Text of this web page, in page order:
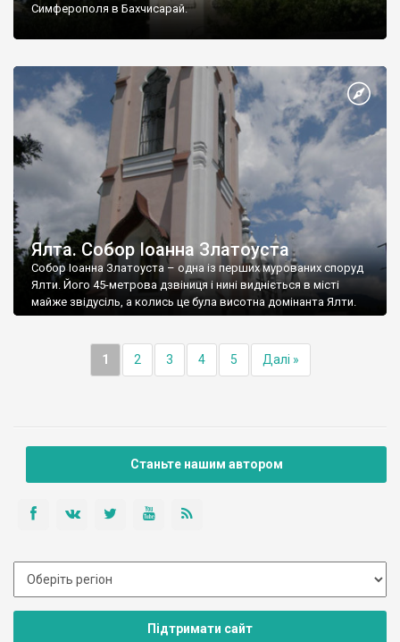
Симферополя в Бахчисарай.
Ялта. Собор Іоанна Златоуста
Собор Іоанна Златоуста – одна із перших мурованих споруд
Ялти. Його 45-метрова дзвіниця і нині видніється в місті
майже звідусіль, а колись це була висотна домінанта Ялти.
1 2 3 4 5 Далі »
Станьте нашим автором
Підтримати сайт